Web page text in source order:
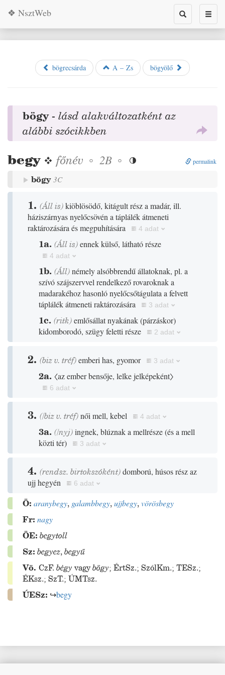
Toggle
search
❖ NsztWeb
bögrecsárda A – Zs bögyölő
bögy- lásd alakváltozatként az
alábbi szócikkben
begy❖ főnév ◦ 2B ◦  permalink
bögy 3C
1. (Állis)kiöblösödő, kitágult rész a madár, ill.
háziszárnyas nyelőcsövén a táplálék átmeneti
raktározására és megpuhítására
4 adat
1a. (Állis)ennek külső, látható része
4 adat
1b. (Áll)némely alsóbbrendű állatoknak, pl. a
szívó szájszervvel rendelkező rovaroknak a
madarakéhoz hasonló nyelőcsőtágulata a felvett
táplálék átmeneti raktározására
3 adat
1c. (ritk)emlősállat nyakának(párzáskor)
kidomborodó, szügy feletti része
2 adat
2. (bizv. tréf)emberi has, gyomor 3 adat
2a. 〈az ember bensője, lelke jelképeként〉
6 adat
3. (/bizv. tréf)női mell, kebel 4 adat
3a. (/nyj)ingnek, blúznak a mellrésze(és a mell
közti tér) 3 adat
4. (rendsz. birtokszóként)domború, húsos rész az
ujj hegyén
6 adat
Ö: aranybegy, galambbegy,ujjbegy,vörösbegy
Fr: nagy
ÖE: begytoll
Sz: begyez,begyű
Vö. CzF. bėgy vagybögy; ÉrtSz.; SzólKm.; TESz.;
ÉKsz.; SzT.; ÚMTsz.
ÚESz: ↪begy